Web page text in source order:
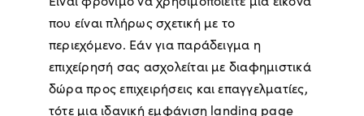
που είναι πλήρως σχετική με το
περιεχόμενο. Εάν για παράδειγμα η
επιχείρησή σας ασχολείται με διαφημιστικά
δώρα προς επιχειρήσεις και επαγγελματίες,
τότε μια ιδανική εμφάνιση landing page